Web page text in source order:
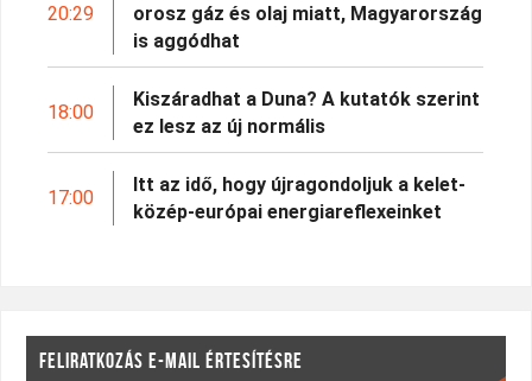
20:29
orosz gáz és olaj miatt, Magyarország
is aggódhat
18:00
Kiszáradhat a Duna? A kutatók szerint
ez lesz az új normális
17:00
Itt az idő, hogy újragondoljuk a kelet-
közép-európai energiareflexeinket
FELIRATKOZÁS E-MAIL ÉRTESÍTÉSRE